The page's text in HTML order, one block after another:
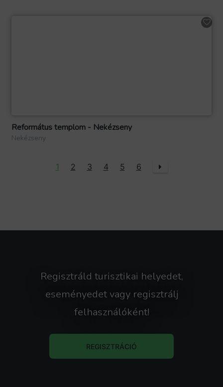
Református templom - Nekézseny
Nekézseny
1 2 3 4 5 6
Regisztráld turisztikai helyedet,
eseményedet vagy regisztrálj
felhasználóként!
REGISZTRÁCIÓ